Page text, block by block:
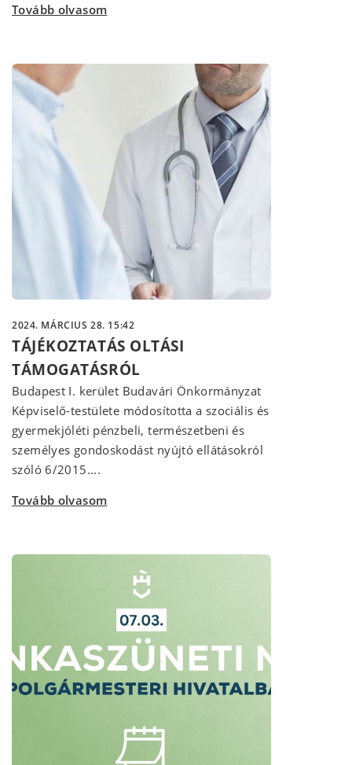
Tovább olvasom
2024. MÁRCIUS 28. 15:42
TÁJÉKOZTATÁS OLTÁSI
TÁMOGATÁSRÓL
Budapest I. kerület Budavári Önkormányzat
Képviselő-testülete módosította a szociális és
gyermekjóléti pénzbeli, természetbeni és
személyes gondoskodást nyújtó ellátásokról
szóló 6/2015....
Tovább olvasom